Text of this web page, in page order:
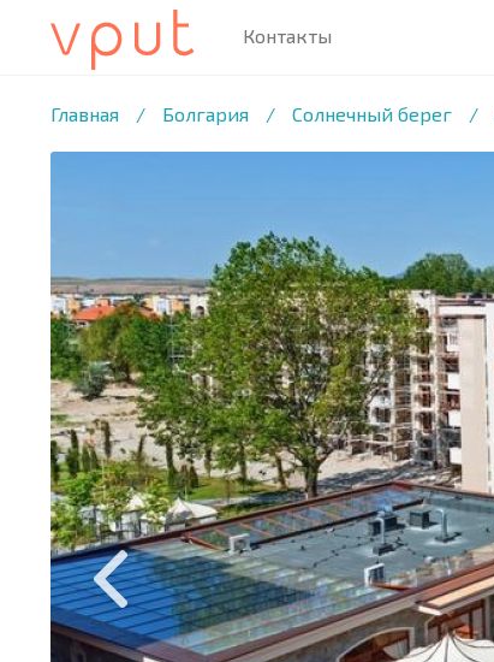
Контакты
Главная / Болгария / Солнечный берег /
1 /23 ФОТО